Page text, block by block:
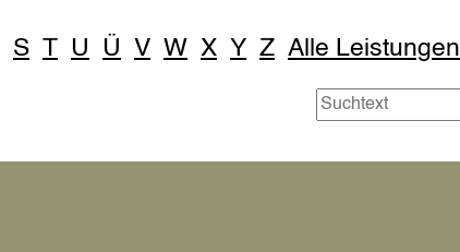
S T U Ü V W X Y Z Alle Leistungen